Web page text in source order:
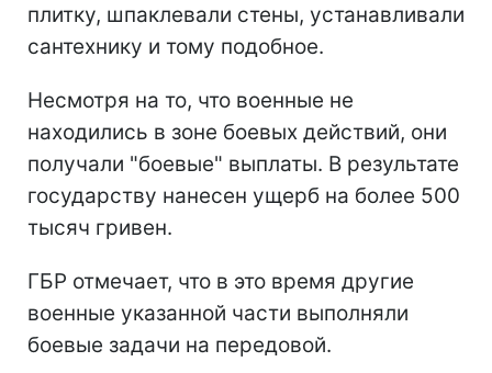
плитку, шпаклевали стены, устанавливали
сантехнику и тому подобное.
Несмотря на то, что военные не
находились в зоне боевых действий, они
получали "боевые" выплаты. В результате
государству нанесен ущерб на более 500
тысяч гривен.
ГБР отмечает, что в это время другие
военные указанной части выполняли
боевые задачи на передовой.